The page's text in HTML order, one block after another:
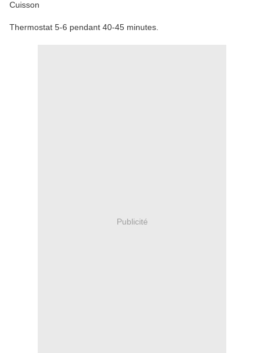
Cuisson
Thermostat 5-6 pendant 40-45 minutes.
Publicité